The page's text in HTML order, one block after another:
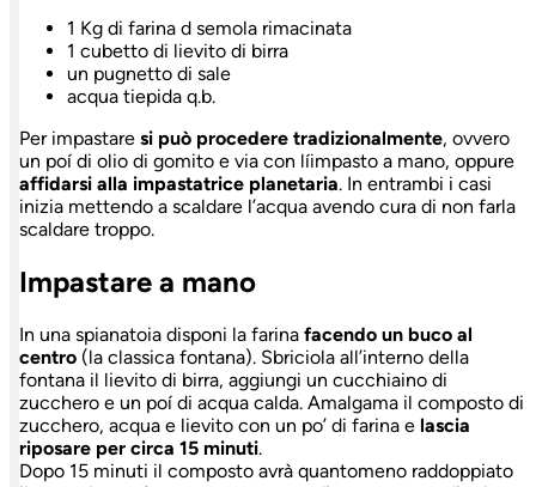
1 Kg di farina d semola rimacinata
1 cubetto di lievito di birra
un pugnetto di sale
acqua tiepida q.b.
Per impastare si può procedere tradizionalmente, ovvero
un poí di olio di gomito e via con líimpasto a mano, oppure
affidarsi alla impastatrice planetaria. In entrambi i casi
inizia mettendo a scaldare l’acqua avendo cura di non farla
scaldare troppo.
Impastare a mano
In una spianatoia disponi la farina facendo un buco al
centro (la classica fontana). Sbriciola all’interno della
fontana il lievito di birra, aggiungi un cucchiaino di
zucchero e un poí di acqua calda. Amalgama il composto di
zucchero, acqua e lievito con un po’ di farina e lascia
riposare per circa 15 minuti.
Dopo 15 minuti il composto avrà quantomeno raddoppiato